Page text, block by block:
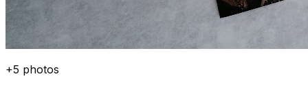
+5 photos